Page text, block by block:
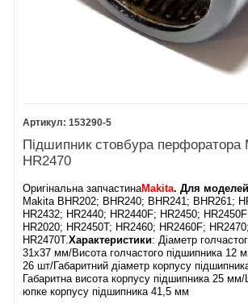
153290-5
Підшипник стовбура перфоратора
HR2470
Оригінальна запчастинаMakita. Для
Makita BHR202; BHR240; BHR241; BHR261;
HR2432; HR2440; HR2440F; HR2450;
HR2020; HR2450T; HR2460; HR2460F;
HR2470T.Характеристики: Діаметр
31х37 мм/Висота голчастого підшипника 12
26 шт/Габаритний діаметр корпусу
Габаритна висота корпусу підшипника 25 мм/
юпке корпусу підшипника 41,5 мм